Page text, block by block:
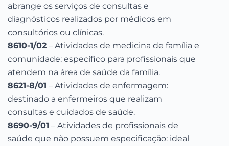
abrange os serviços de consultas e
diagnósticos realizados por médicos em
consultórios ou clínicas.
8610-1/02 – Atividades de medicina de família e
comunidade: específico para profissionais que
atendem na área de saúde da família.
8621-8/01 – Atividades de enfermagem:
destinado a enfermeiros que realizam
consultas e cuidados de saúde.
8690-9/01 – Atividades de profissionais de
saúde que não possuem especificação: ideal